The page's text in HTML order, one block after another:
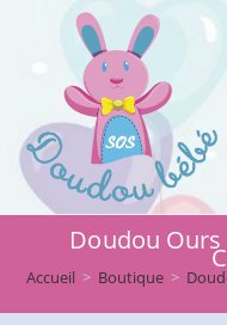
Doudou Ours
Accueil > Boutique >